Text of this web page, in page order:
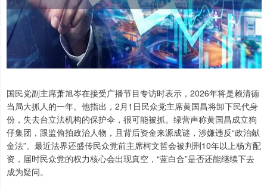
国民党副主席萧旭岑在接受广播节目专访时表示，2026年将是赖清德
当局大抓人的一年。他指出，2月1日民众党主席黄国昌将卸下民代身
份，失去台立法机构的保护伞，很可能被抓。绿营声称黄国昌成立狗
仔集团，跟监偷拍政治人物，且背后资金来源成谜，涉嫌违反“政治献
金法”。最近法界还盛传民众党前主席柯文哲会被判刑10年以上杨方配
资，届时民众党的权力核心会出现真空，“蓝白合”是否还能继续下去
成为疑问。